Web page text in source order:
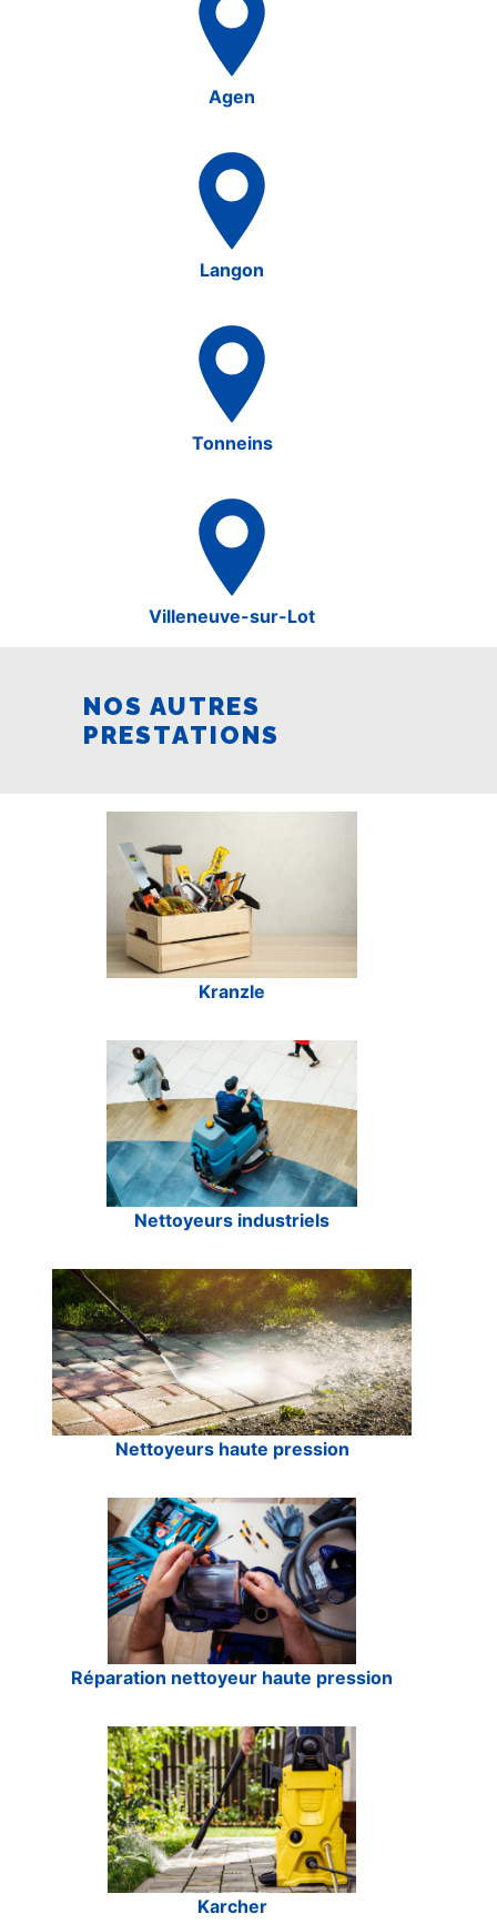
Agen
Langon
Tonneins
Villeneuve-sur-Lot
NOS AUTRES
PRESTATIONS
Kranzle
Nettoyeurs industriels
Nettoyeurs haute pression
Réparation nettoyeur haute pression
Karcher